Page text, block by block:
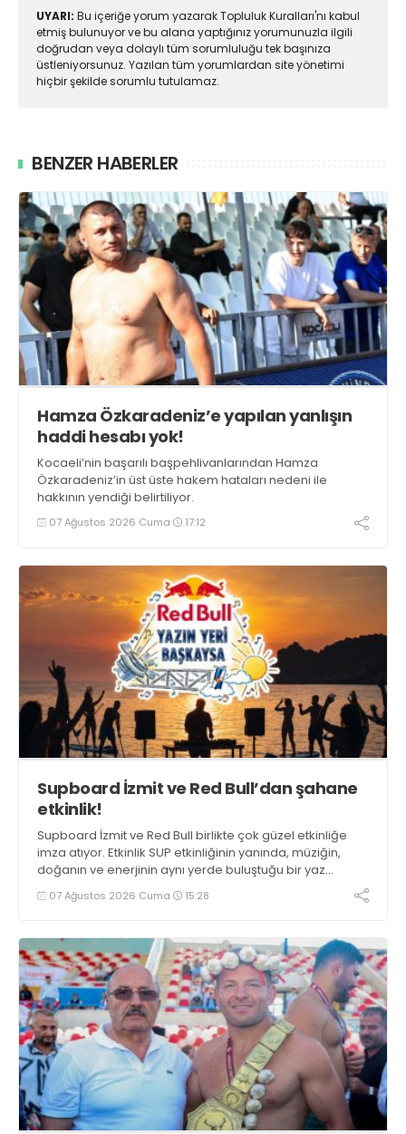
UYARI: Bu içeriğe yorum yazarak Topluluk Kuralları'nı kabul
etmiş bulunuyor ve bu alana yaptığınız yorumunuzla ilgili
doğrudan veya dolaylı tüm sorumluluğu tek başınıza
üstleniyorsunuz. Yazılan tüm yorumlardan site yönetimi
hiçbir şekilde sorumlu tutulamaz.
BENZER HABERLER
Hamza Özkaradeniz’e yapılan yanlışın
haddi hesabı yok!
Kocaeli’nin başarılı başpehlivanlarından Hamza
Özkaradeniz’in üst üste hakem hataları nedeni ile
hakkının yendiği belirtiliyor.
07 Ağustos 2026 Cuma 17:12
Supboard İzmit ve Red Bull’dan şahane
etkinlik!
Supboard İzmit ve Red Bull birlikte çok güzel etkinliğe
imza atıyor. Etkinlik SUP etkinliğinin yanında, müziğin,
doğanın ve enerjinin aynı yerde buluştuğu bir yaz
deneyimini de buluşturuyor.
07 Ağustos 2026 Cuma 15:28